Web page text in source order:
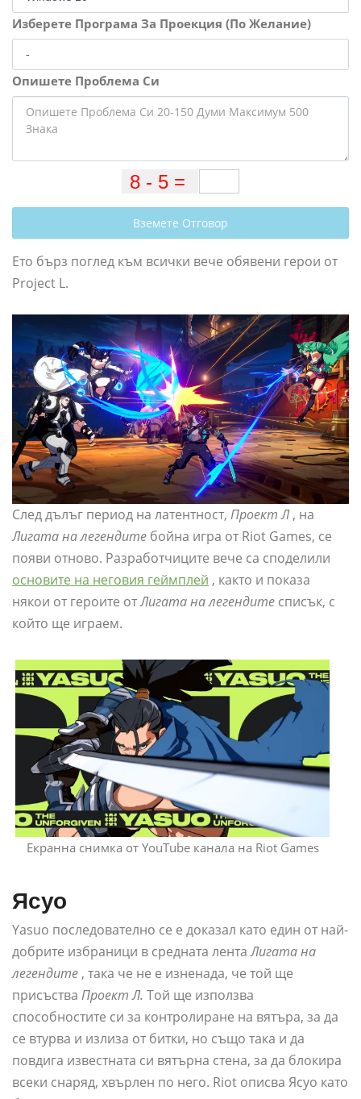
Изберете Програма За Проекция (По Желание)
Опишете Проблема Си
Вземете Отговор
Ето бърз поглед към всички вече обявени герои от
Project L.
След дълъг период на латентност, Проект Л, на
Лигата на легендите бойна игра от Riot Games, се
появи отново. Разработчиците вече са споделили
основите на неговия геймплей , както и показа
някои от героите отЛигата на легендите списък, с
който ще играем.
Екранна снимка от YouTube канала на Riot Games
Ясуо
Yasuo последователно се е доказал като един от най-
добрите избраници в средната лентаЛигата на
легендите , така че не е изненада, че той ще
присъства Проект Л. Той ще използва
способностите си за контролиране на вятъра, за да
се втурва и излиза от битки, но също така и да
повдига известната си вятърна стена, за да блокира
всеки снаряд, хвърлен по него. Riot описва Ясуо като